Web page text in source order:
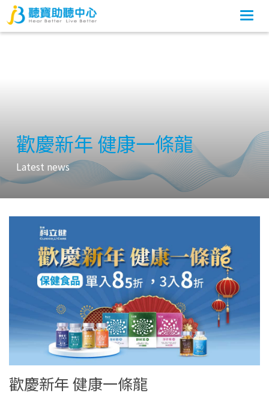
歡慶新年 健康一條龍
Latest news
歡慶新年 健康一條龍